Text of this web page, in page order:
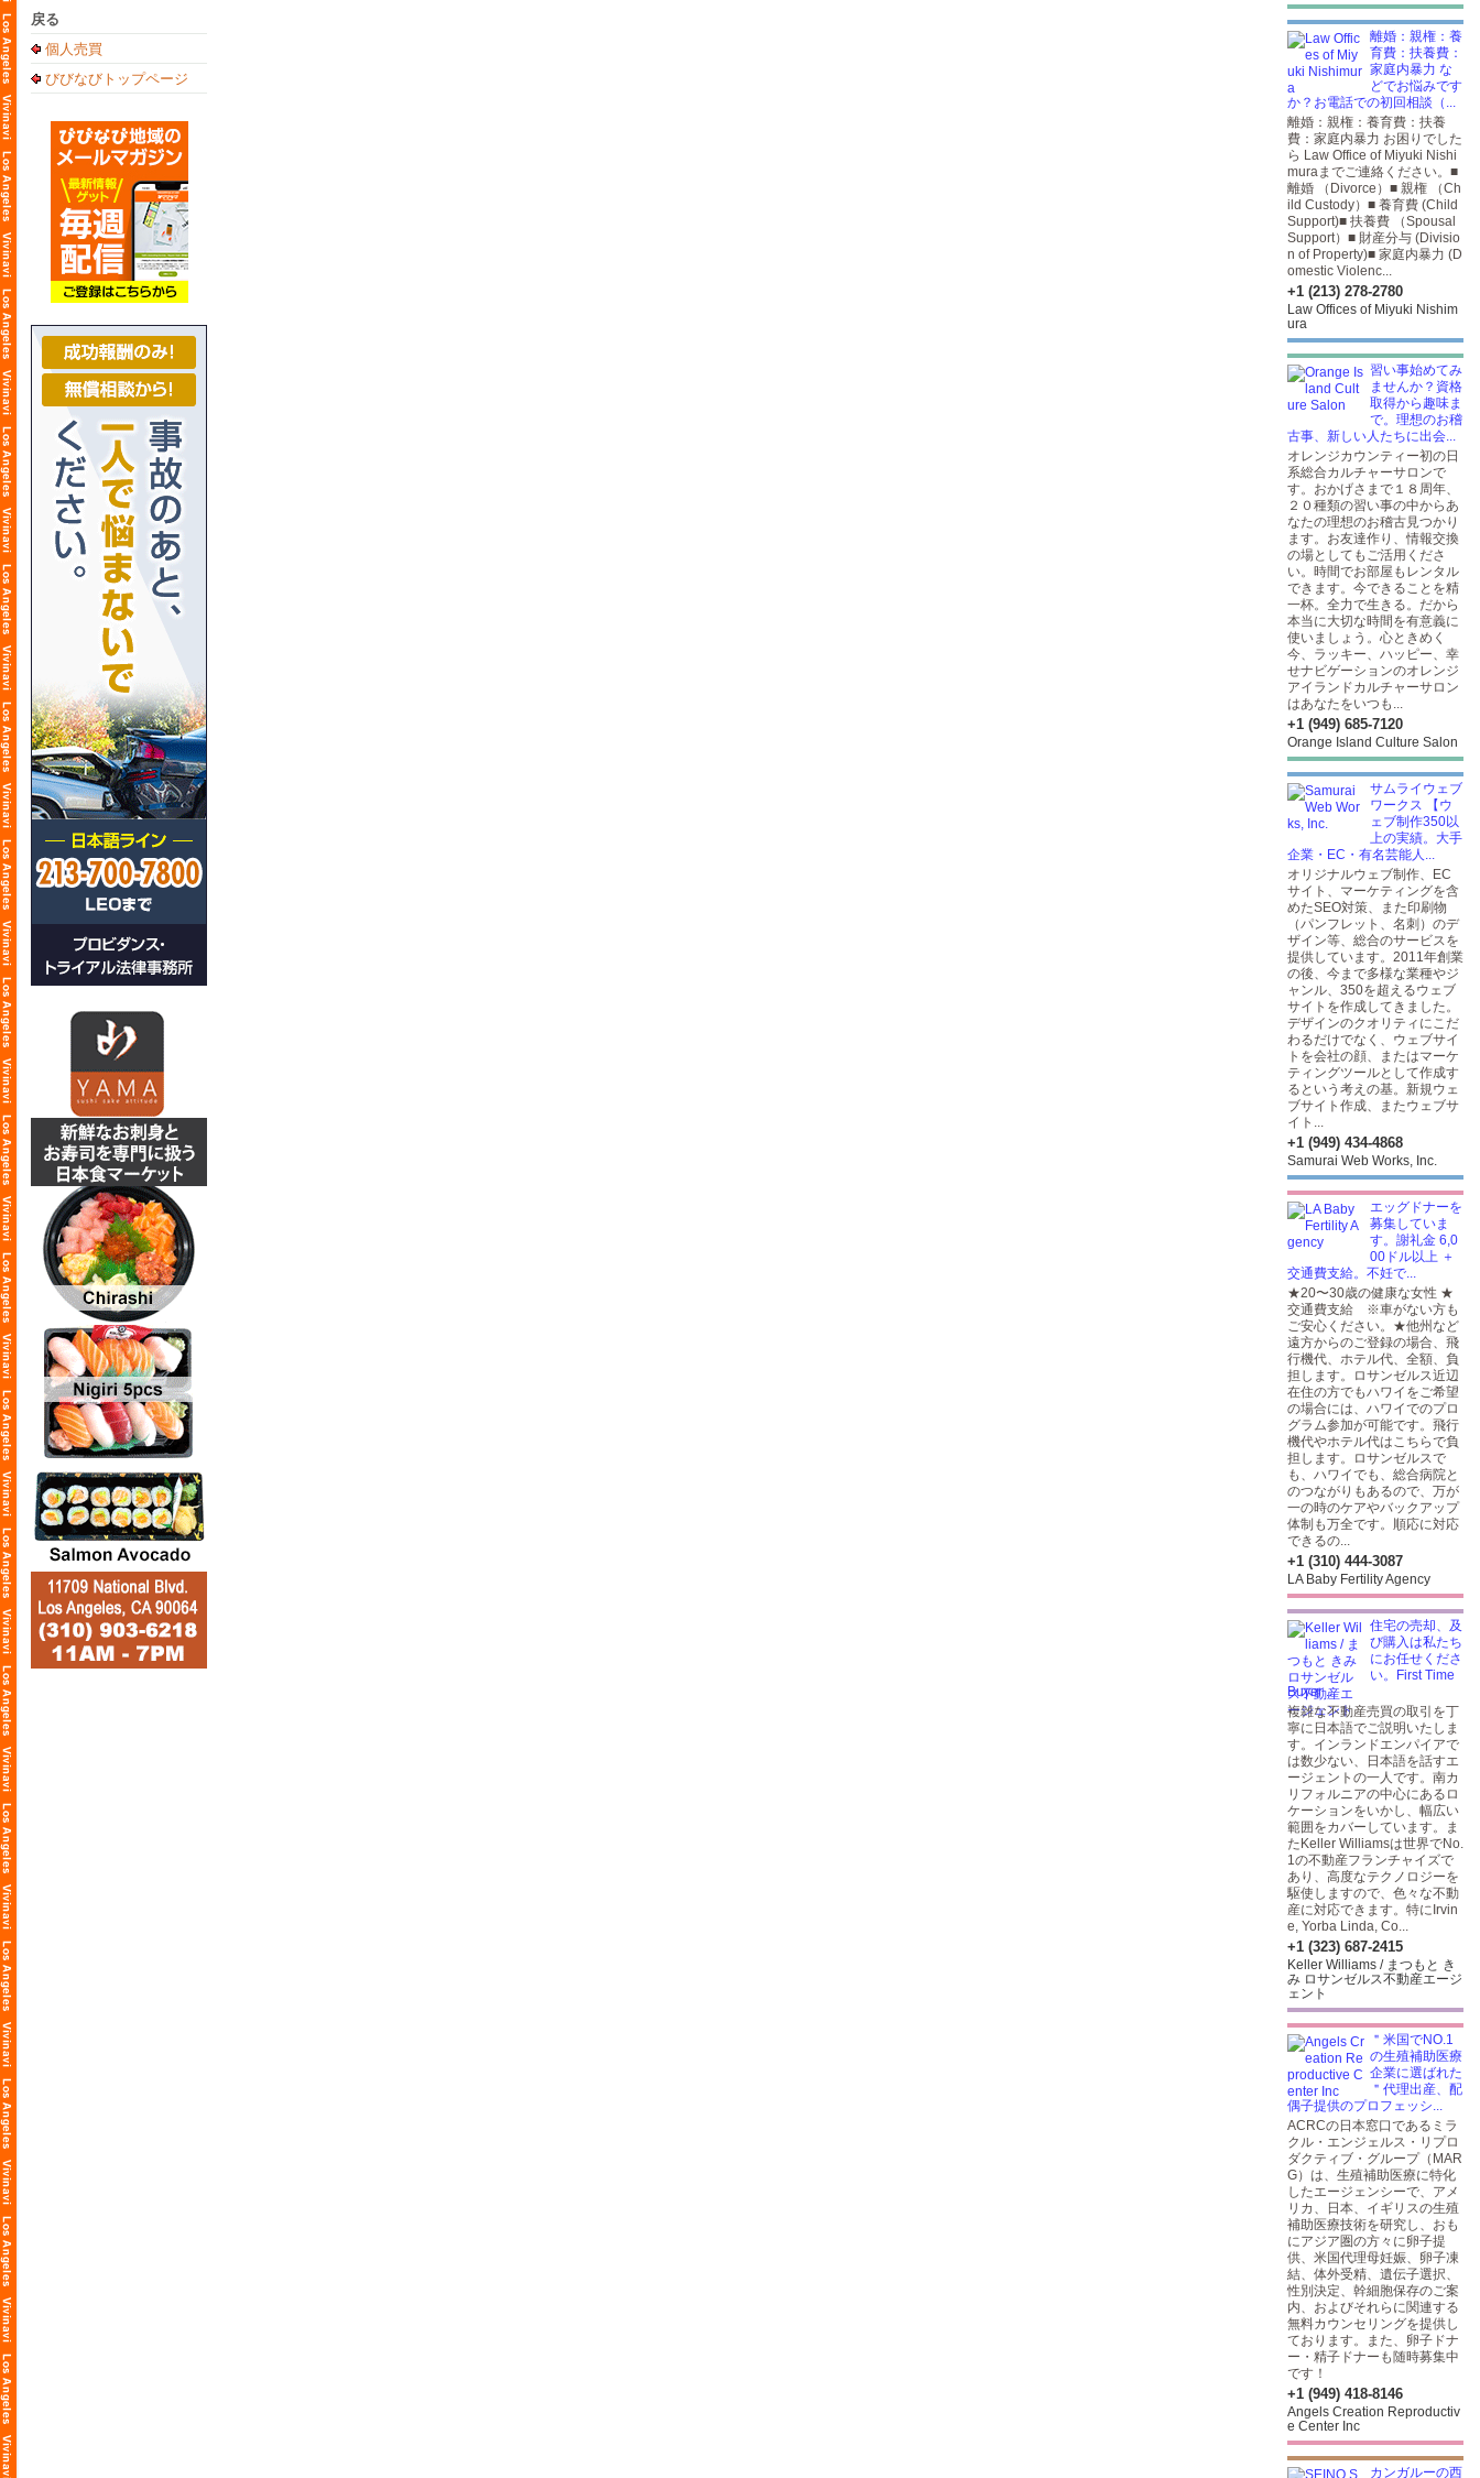
戻る
個人売買
びびなびトップページ
離婚：親権：養
育費：扶養費：
家庭内暴力 な
どでお悩みです
か？お電話での初回相談（...
離婚：親権：養育費：扶養
費：家庭内暴力 お困りでした
ら Law Office of Miyuki Nishi
muraまでご連絡ください。■
離婚 （Divorce）■ 親権 （Ch
ild Custody）■ 養育費 (Child
Support)■ 扶養費 （Spousal
Support）■ 財産分与 (Divisio
n of Property)■ 家庭内暴力 (D
omestic Violenc...
+1 (213) 278-2780
Law Offices of Miyuki Nishim
ura
習い事始めてみ
ませんか？資格
取得から趣味ま
で。理想のお稽
古事、新しい人たちに出会...
オレンジカウンティー初の日
系総合カルチャーサロンで
す。おかげさまで１８周年、
２０種類の習い事の中からあ
なたの理想のお稽古見つかり
ます。お友達作り、情報交換
の場としてもご活用くださ
い。時間でお部屋もレンタル
できます。今できることを精
一杯。全力で生きる。だから
本当に大切な時間を有意義に
使いましょう。心ときめく
今、ラッキー、ハッピー、幸
せナビゲーションのオレンジ
アイランドカルチャーサロン
はあなたをいつも...
+1 (949) 685-7120
Orange Island Culture Salon
サムライウェブ
ワークス 【ウ
ェブ制作350以
上の実績。大手
企業・EC・有名芸能人...
オリジナルウェブ制作、EC
サイト、マーケティングを含
めたSEO対策、また印刷物
（パンフレット、名刺）のデ
ザイン等、総合のサービスを
提供しています。2011年創業
の後、今まで多様な業種やジ
ャンル、350を超えるウェブ
サイトを作成してきました。
デザインのクオリティにこだ
わるだけでなく、ウェブサイ
トを会社の顔、またはマーケ
ティングツールとして作成す
るという考えの基。新規ウェ
ブサイト作成、またウェブサ
イト...
+1 (949) 434-4868
Samurai Web Works, Inc.
エッグドナーを
募集していま
す。謝礼金 6,0
00ドル以上 ＋
交通費支給。不妊で...
★20〜30歳の健康な女性 ★
交通費支給 ※車がない方も
ご安心ください。★他州など
遠方からのご登録の場合、飛
行機代、ホテル代、全額、負
担します。ロサンゼルス近辺
在住の方でもハワイをご希望
の場合には、ハワイでのプロ
グラム参加が可能です。飛行
機代やホテル代はこちらで負
担します。ロサンゼルスで
も、ハワイでも、総合病院と
のつながりもあるので、万が
一の時のケアやバックアップ
体制も万全です。順応に対応
できるの...
+1 (310) 444-3087
LA Baby Fertility Agency
住宅の売却、及
び購入は私たち
にお任せくださ
い。First Time
Buyer ...
複雑な不動産売買の取引を丁
寧に日本語でご説明いたしま
す。インランドエンパイアで
は数少ない、日本語を話すエ
ージェントの一人です。南カ
リフォルニアの中心にあるロ
ケーションをいかし、幅広い
範囲をカバーしています。ま
たKeller Williamsは世界でNo.
1の不動産フランチャイズで
あり、高度なテクノロジーを
駆使しますので、色々な不動
産に対応できます。特にIrvin
e, Yorba Linda, Co...
+1 (323) 687-2415
Keller Williams / まつもと き
み ロサンゼルス不動産エージ
ェント
＂米国でNO.1
の生殖補助医療
企業に選ばれた
＂代理出産、配
偶子提供のプロフェッシ...
ACRCの日本窓口であるミラ
クル・エンジェルス・リプロ
ダクティブ・グループ（MAR
G）は、生殖補助医療に特化
したエージェンシーで、アメ
リカ、日本、イギリスの生殖
補助医療技術を研究し、おも
にアジア圏の方々に卵子提
供、米国代理母妊娠、卵子凍
結、体外受精、遺伝子選択、
性別決定、幹細胞保存のご案
内、およびそれらに関連する
無料カウンセリングを提供し
ております。また、卵子ドナ
ー・精子ドナーも随時募集中
です！
+1 (949) 418-8146
Angels Creation Reproductiv
e Center Inc
カンガルーの西